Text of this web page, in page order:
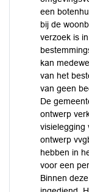
een
bij de
verzoek is
kan
van het
van geen
De
ontwerp
visielegging
ontwerp
hebben in
voor een
Binnen